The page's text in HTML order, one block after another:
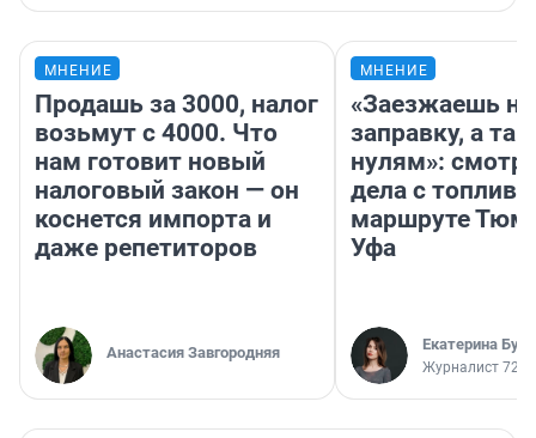
МНЕНИЕ
Продашь за 3000, налог
возьмут с 4000. Что
нам готовит новый
налоговый закон — он
коснется импорта и
даже репетиторов
Анастасия Завгородняя
МНЕНИЕ
«Заезжаешь на
заправку, а
нулям»:
дела с
маршруте
Уфа
Екатерина
Журналист